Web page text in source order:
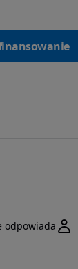
odpowiada